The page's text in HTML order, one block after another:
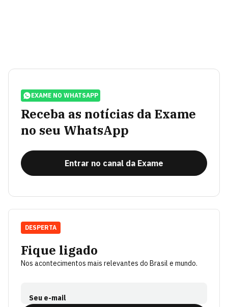
EXAME NO WHATSAPP
Receba as notícias da Exame
no seu WhatsApp
Entrar no canal da Exame
Fique ligado
Nos acontecimentos mais relevantes do Brasil e mundo.
Seu e-mail
DESPERTA